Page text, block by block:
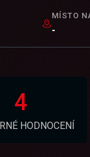
MÍSTO
-
4
HODNOCENÍ